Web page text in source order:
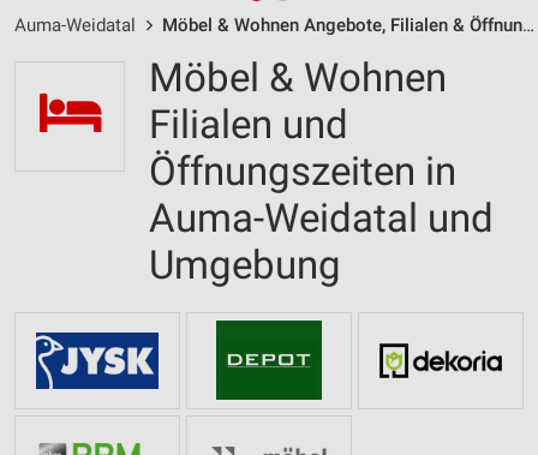
Auma-Weidatal Möbel & Wohnen Angebote, Filialen & Öffnungszeiten
Möbel & Wohnen
Filialen und
Öffnungszeiten in
Auma-Weidatal und
Umgebung